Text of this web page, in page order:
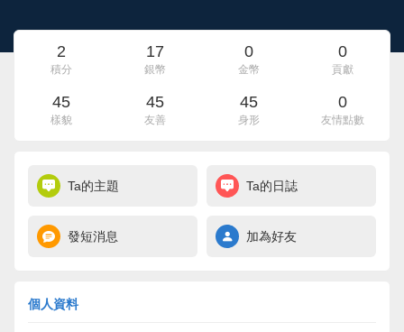
2
積分
17
銀幣
0
金幣
0
貢獻
45
樣貌
45
友善
45
身形
0
友情點數
Ta的主題 Ta的日誌
發短消息 加為好友
個人資料